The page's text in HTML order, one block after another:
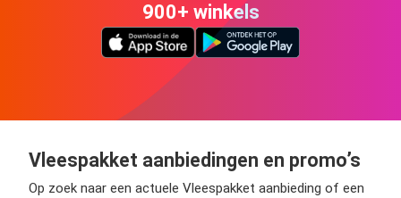
900+ winkels
Vleespakket aanbiedingen en promo’s
Op zoek naar een actuele Vleespakket aanbieding of een